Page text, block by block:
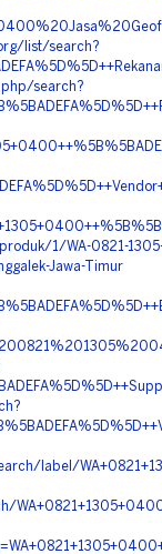
list/search?
search?
1/WA-0821-
Jawa-Timur
label/